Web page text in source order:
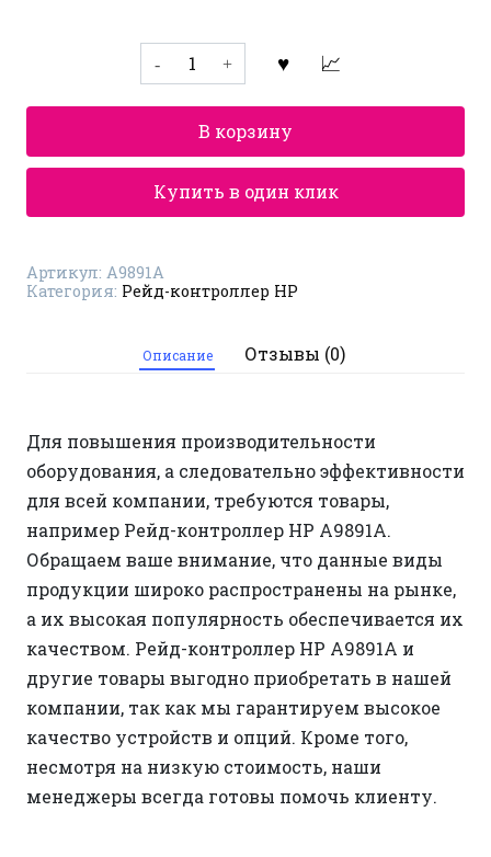
Количество
товара
Рейд-
контроллер
A9891AВ корзину
Купить в один клик
Артикул: A9891A
Категория: Рейд-контроллер HP
Описание Отзывы (0)
Для повышения производительности
оборудования, а следовательно эффективности
для всей компании, требуются товары,
например Рейд-контроллер HP A9891A.
Обращаем ваше внимание, что данные виды
продукции широко распространены на рынке,
а их высокая популярность обеспечивается их
качеством. Рейд-контроллер HP A9891A и
другие товары выгодно приобретать в нашей
компании, так как мы гарантируем высокое
качество устройств и опций. Кроме того,
несмотря на низкую стоимость, наши
менеджеры всегда готовы помочь клиенту.